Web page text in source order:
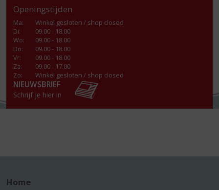
Openingstijden
Ma:
Winkel gesloten / shop closed
Di:
09.00 - 18.00
Wo:
09.00 - 18.00
Do:
09.00 - 18.00
Vr:
09.00 - 18.00
Za:
09.00 - 17.00
Zo:
Winkel gesloten / shop closed
NIEUWSBRIEF
Schrijf je hier in
Home